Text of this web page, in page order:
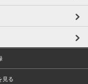
見る